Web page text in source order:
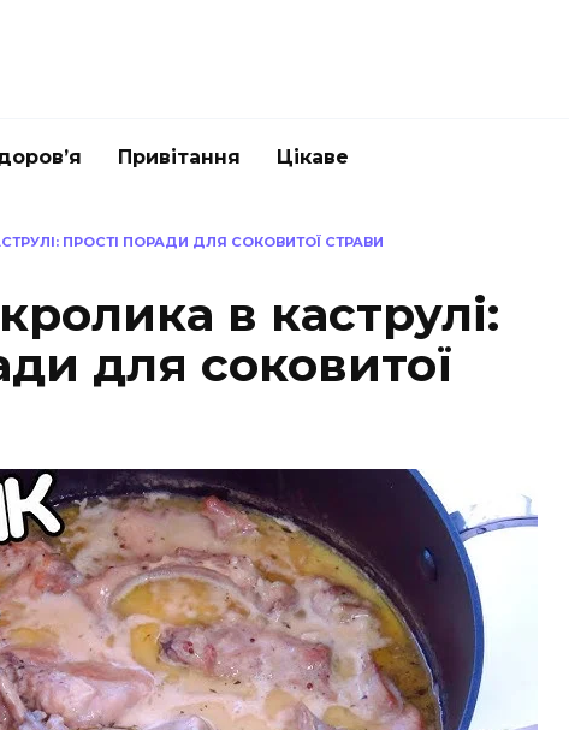
Привітання Цікаве
ПРОСТІ ПОРАДИ ДЛЯ СОКОВИТОЇ СТРАВИ
в каструлі:
для соковитої